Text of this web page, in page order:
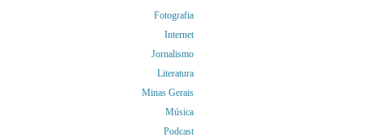
Fotografia
Internet
Jornalismo
Literatura
Minas Gerais
Música
Podcast